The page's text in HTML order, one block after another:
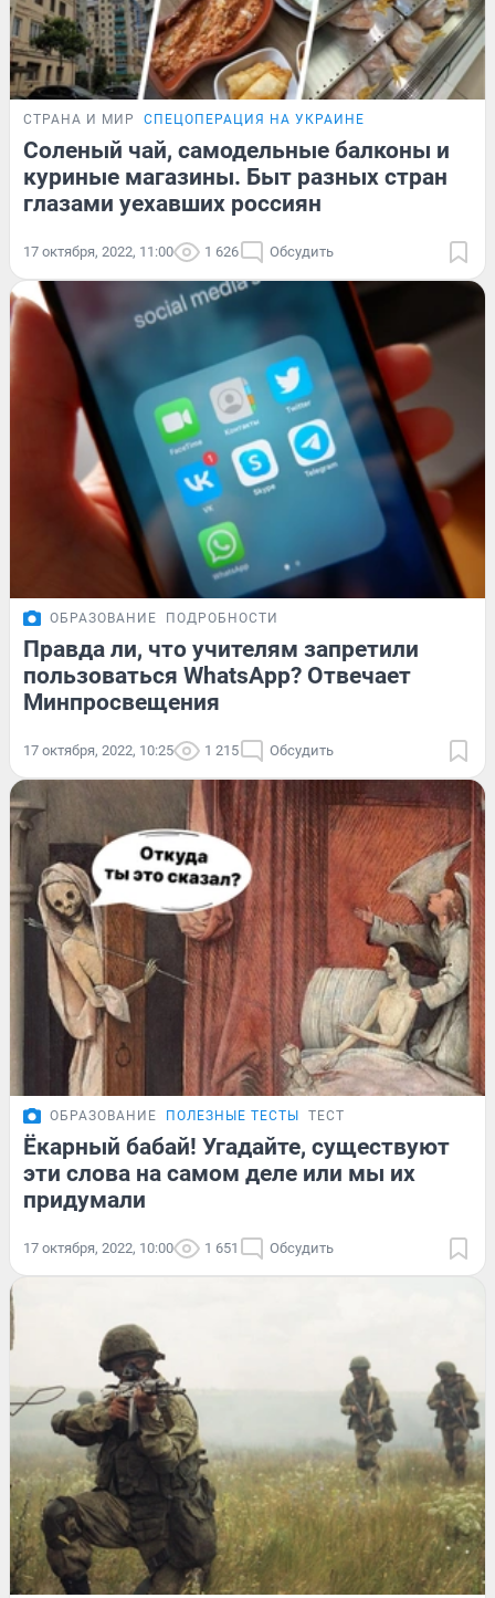
СТРАНА И МИР СПЕЦОПЕРАЦИЯ НА УКРАИНЕ
Соленый чай, самодельные балконы и
куриные магазины. Быт разных стран
глазами уехавших россиян
17 октября, 2022, 11:00 1 626 Обсудить
ОБРАЗОВАНИЕ ПОДРОБНОСТИ
Правда ли, что учителям запретили
пользоваться WhatsApp? Отвечает
Минпросвещения
17 октября, 2022, 10:25 1 215 Обсудить
ОБРАЗОВАНИЕ ПОЛЕЗНЫЕ ТЕСТЫ ТЕСТ
Ёкарный бабай! Угадайте, существуют
эти слова на самом деле или мы их
придумали
17 октября, 2022, 10:00 1 651 Обсудить